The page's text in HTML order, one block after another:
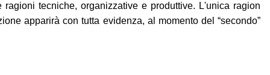
tecniche, organizzative e produttive. L'unica ragion
apparirà con tutta evidenza, al momento del “secondo”